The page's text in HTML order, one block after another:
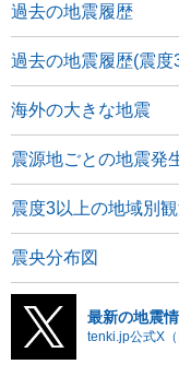
過去の地震履歴
過去の地震履歴(震度
海外の大きな地震
震源地ごとの地震発
震度3以上の地域別
震央分布図
最新の地震
tenki.jp公式X（